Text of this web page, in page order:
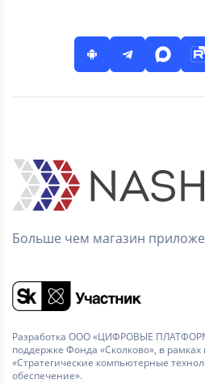
Больше чем магазин
Разработка ООО «ЦИФРОВЫЕ
поддержке Фонда «Сколково», в
«Стратегические компьютерные
обеспечение».